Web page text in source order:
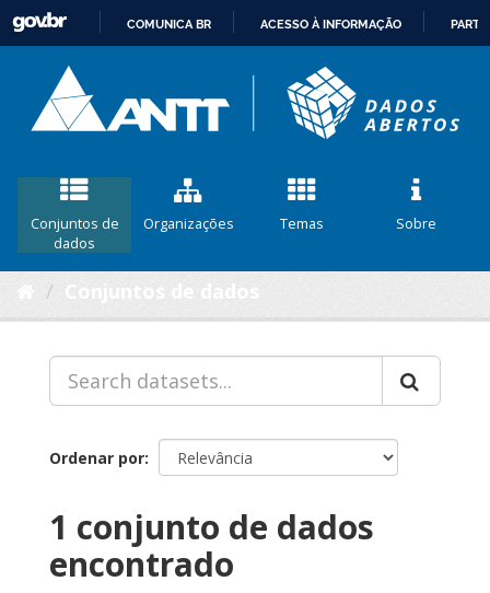
CONTEÚDO
COMUNICA BR ACESSO À INFORMAÇÃO
Conjuntos de
dados
Organizações Temas Sobre
Ordenar por
1 conjunto de dados
encontrado